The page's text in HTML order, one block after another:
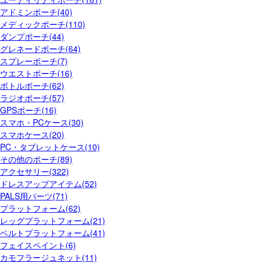
アドミンポーチ(40)
メディックポーチ(110)
ダンプポーチ(44)
グレネードポーチ(64)
スプレーポーチ(7)
ウエストポーチ(16)
ボトルポーチ(62)
ラジオポーチ(57)
GPSポーチ(16)
スマホ・PCケース(30)
スマホケース(20)
PC・タブレットケース(10)
その他のポーチ(89)
アクセサリー(322)
ドレスアップアイテム(52)
PALS用パーツ(71)
プラットフォーム(62)
レッグプラットフォーム(21)
ベルトプラットフォーム(41)
フェイスペイント(6)
カモフラージュネット(11)